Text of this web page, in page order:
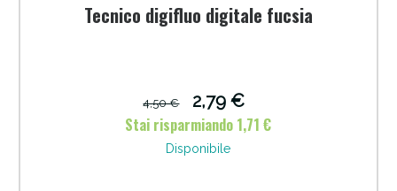
Tecnico digifluo digitale fucsia
4,50 €
2,79 €
Stai risparmiando 1,71 €
Disponibile